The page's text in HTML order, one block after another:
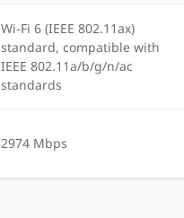
Wi-Fi 6 (IEEE 802.11ax)
standard, compatible with
IEEE 802.11a/b/g/n/ac
standards
2974 Mbps